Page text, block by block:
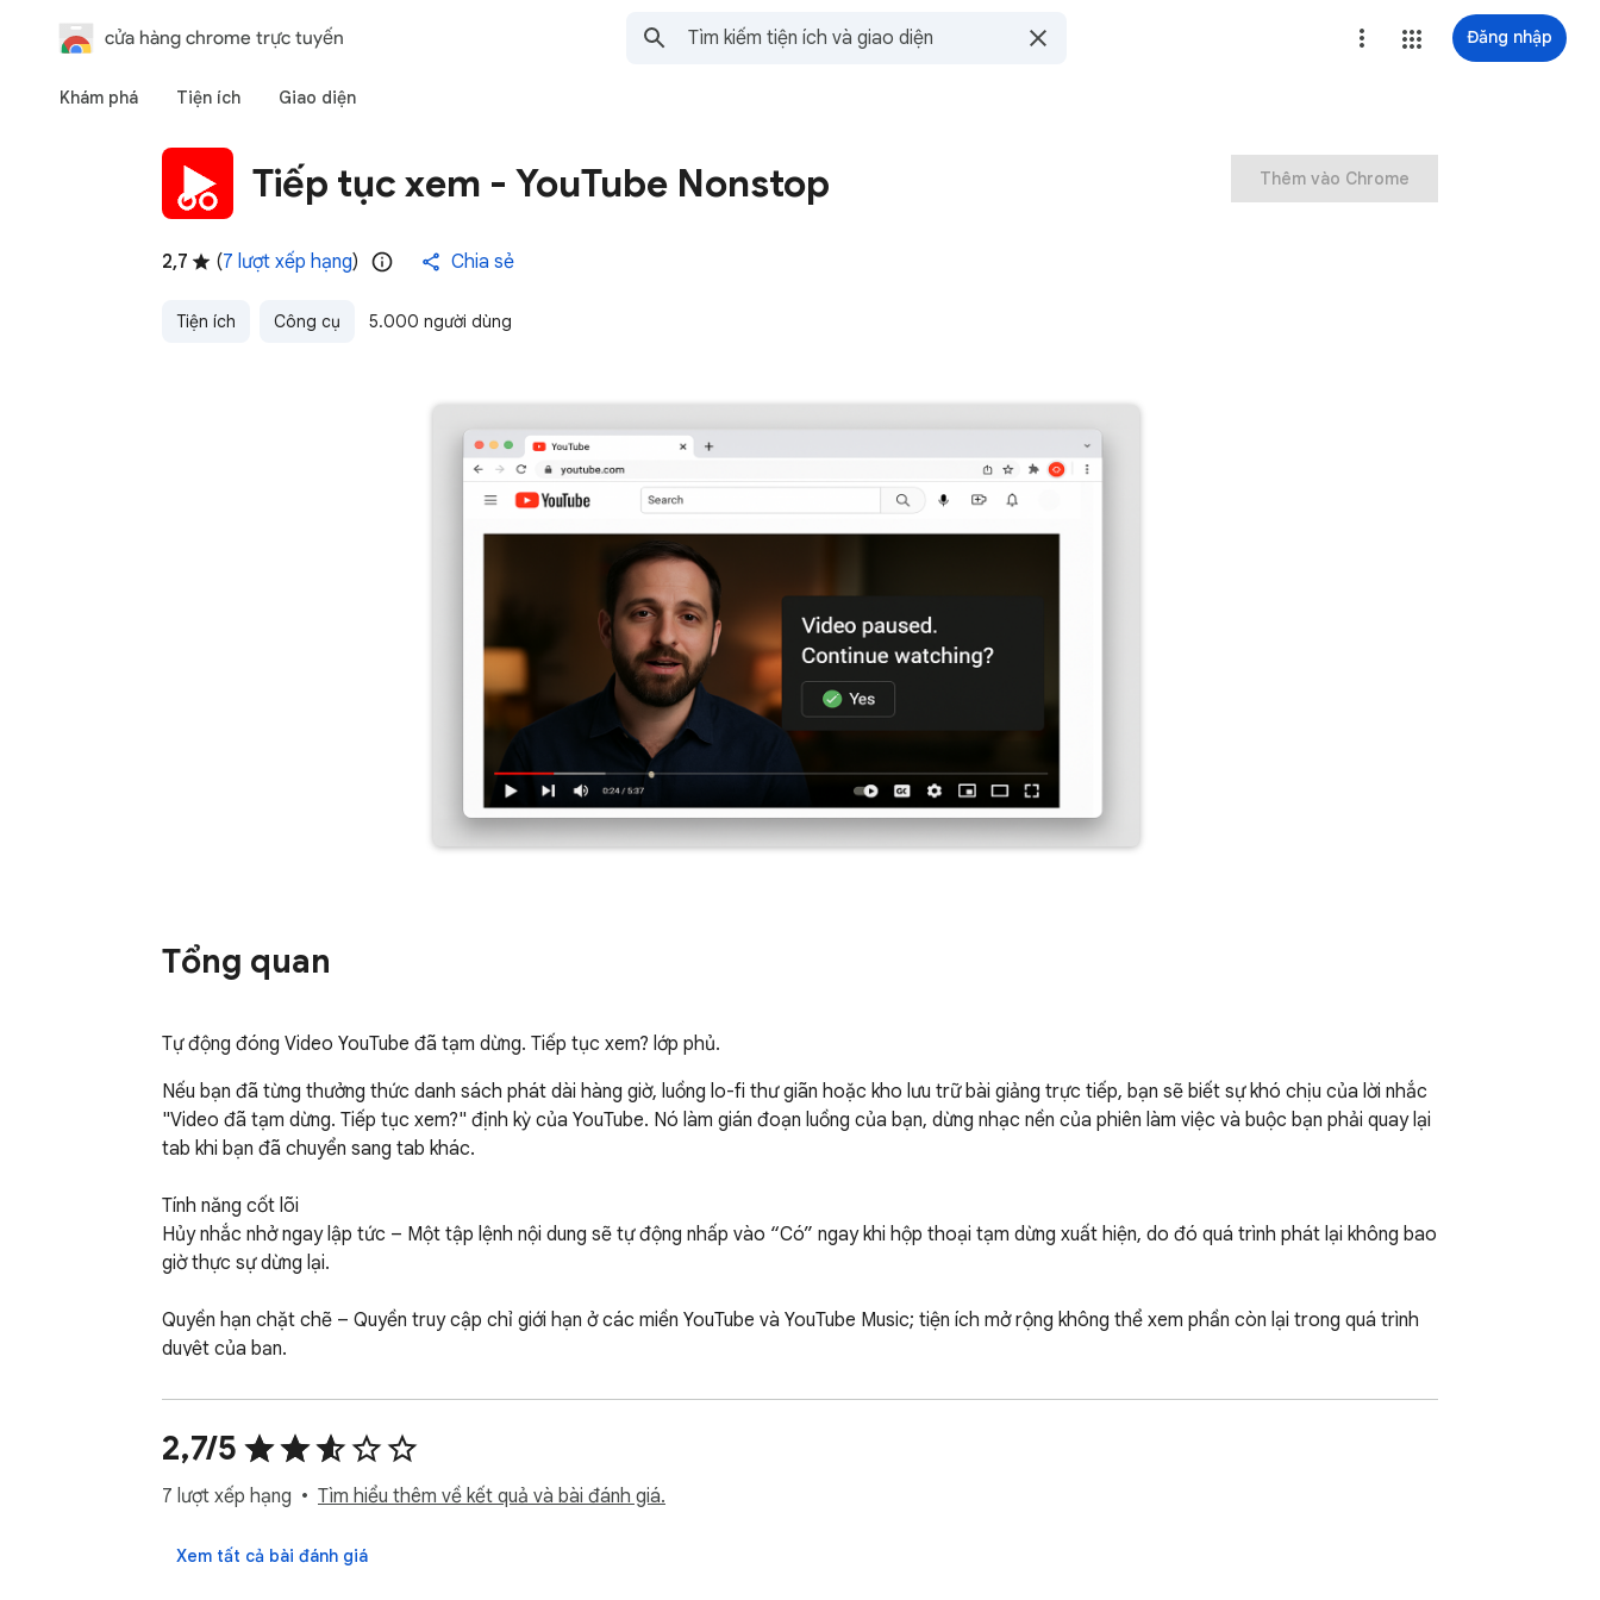
cửa hàng chrome trực tuyến Đăng nhập
Khám phá Tiện ích Giao diện
Tiếp tục xem - YouTube Nonstop
2,7 (7 lượt xếp hạng) Chia sẻ
Tiện ích Công cụ 5.000 người dùng
Thêm vào Chrome
Tổng quan
Tự động đóng Video YouTube đã tạm dừng. Tiếp tục xem? lớp phủ.
Nếu bạn đã từng thưởng thức danh sách phát dài hàng giờ, luồng lo-fi thư giãn hoặc kho lưu trữ bài giảng trực tiếp, bạn sẽ biết sự khó chịu của lời nhắc
"Video đã tạm dừng. Tiếp tục xem?" định kỳ của YouTube. Nó làm gián đoạn luồng của bạn, dừng nhạc nền của phiên làm việc và buộc bạn phải quay lại
tab khi bạn đã chuyển sang tab khác.
Tính năng cốt lõi
Hủy nhắc nhở ngay lập tức – Một tập lệnh nội dung sẽ tự động nhấp vào “Có” ngay khi hộp thoại tạm dừng xuất hiện, do đó quá trình phát lại không bao
giờ thực sự dừng lại.
Quyền hạn chặt chẽ – Quyền truy cập chỉ giới hạn ở các miền YouTube và YouTube Music; tiện ích mở rộng không thể xem phần còn lại trong quá trình
duyệt của bạn.
Lợi ích thực tế
Năng suất liên tục hoặc giải trí
Sinh viên, lập trình viên và bất kỳ ai phụ thuộc vào âm thanh nền có thể nghe nhạc liên tục trong nhiều giờ mà không bị gián đoạn, không bị phân tâm.
2,7/5
7 lượt xếp hạng Tìm hiểu thêm về kết quả và bài đánh giá.
Xem tất cả bài đánh giá